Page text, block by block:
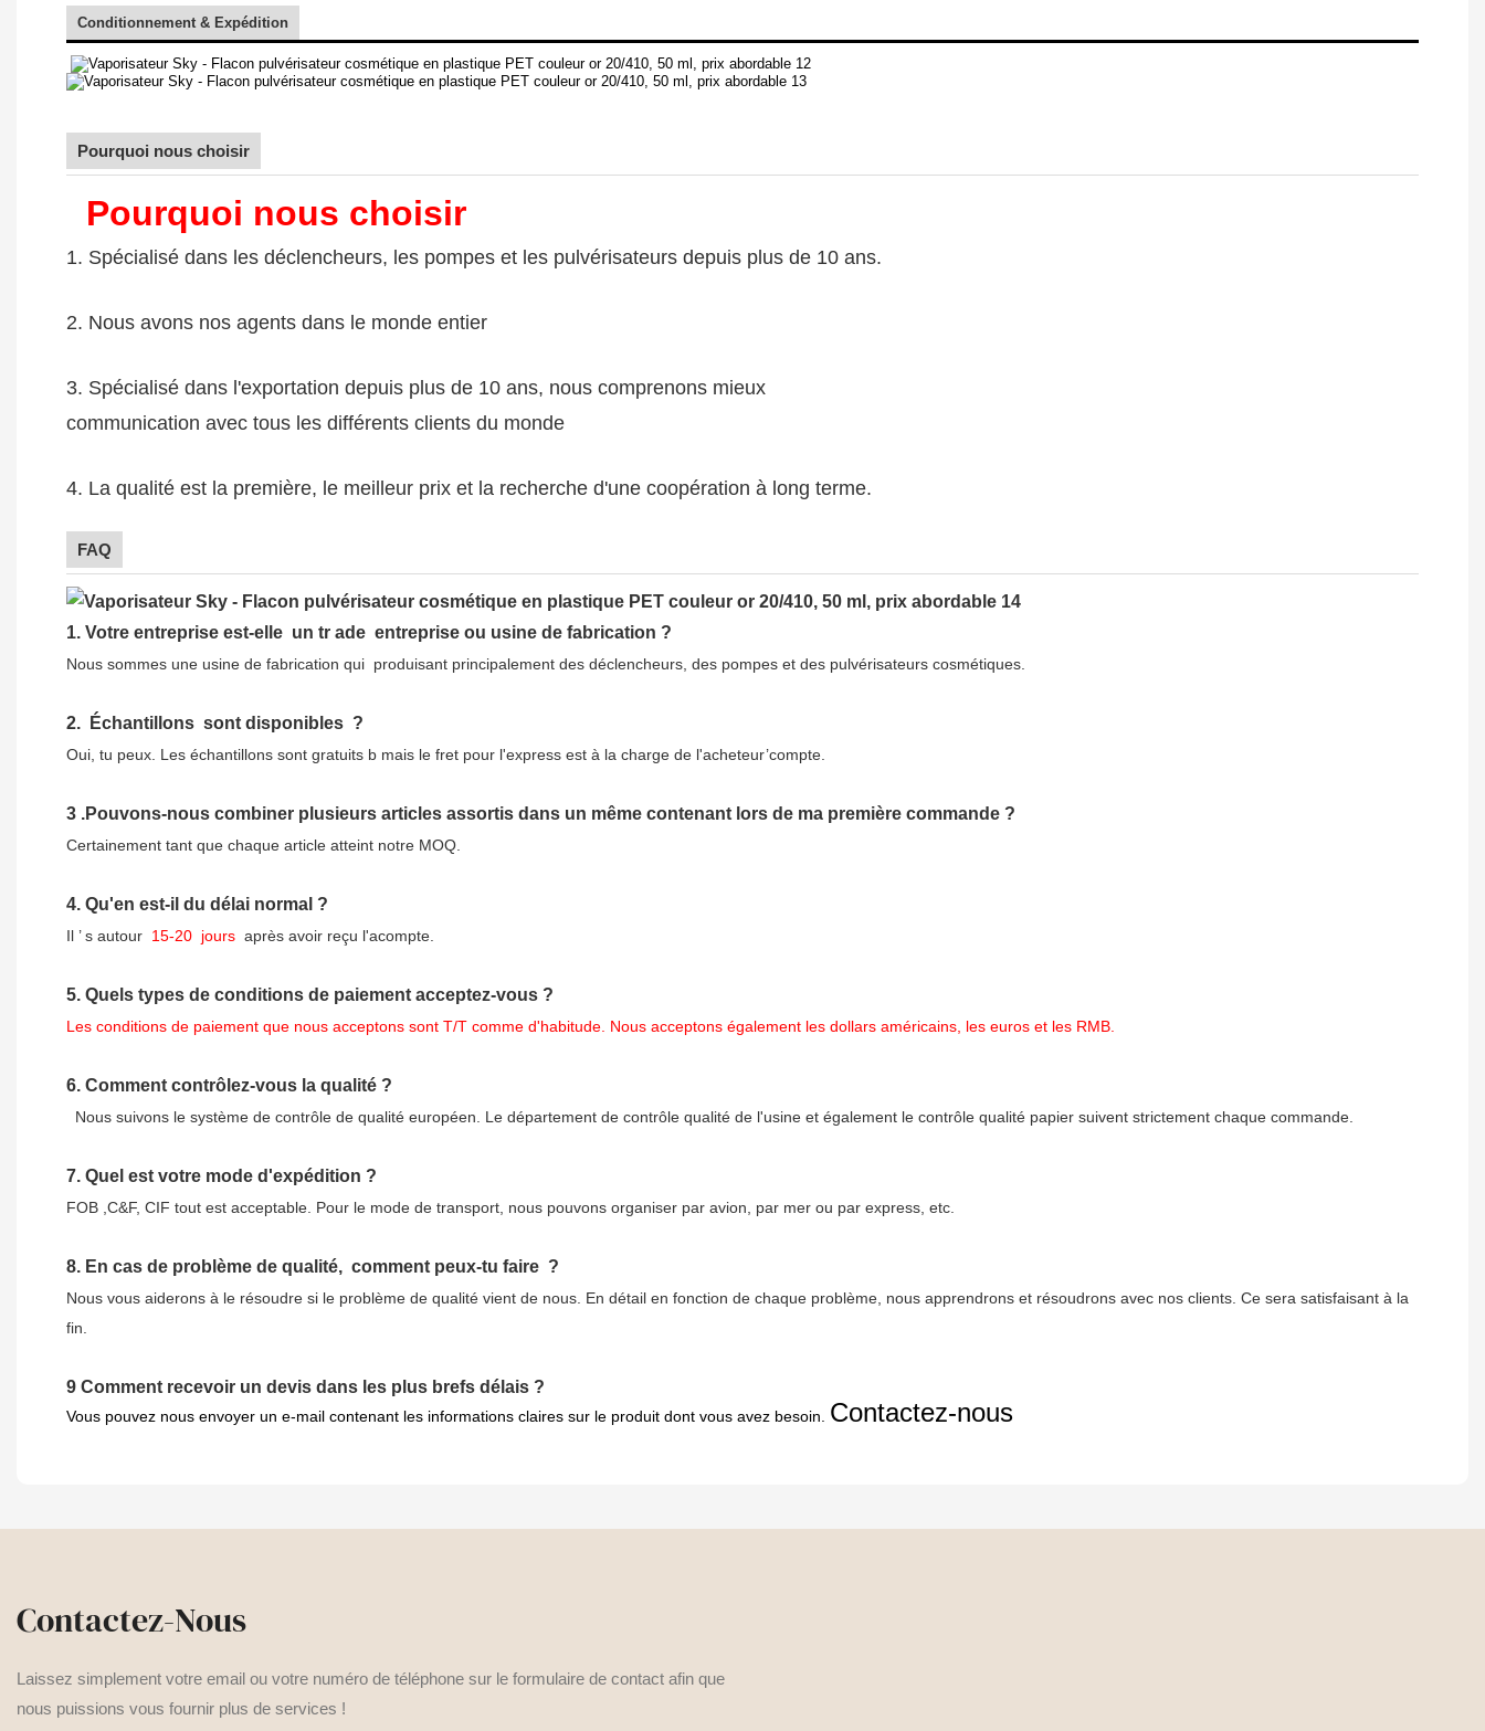
Conditionnement & Expédition
Pourquoi nous choisir
Pourquoi nous choisir
1. Spécialisé dans les déclencheurs, les pompes et les pulvérisateurs depuis plus de 10 ans.
2. Nous avons nos agents dans le monde entier
3. Spécialisé dans l'exportation depuis plus de 10 ans, nous comprenons mieux
communication avec tous les différents clients du monde
4. La qualité est la première, le meilleur prix et la recherche d'une coopération à long terme.
FAQ
1. Votre entreprise est-elle un tr ade entreprise ou usine de fabrication ?
Nous sommes une usine de fabrication qui produisant principalement des déclencheurs, des pompes et des pulvérisateurs cosmétiques.
2. Échantillons sont disponibles ?
Oui, tu peux. Les échantillons sont gratuits b mais le fret pour l'express est à la charge de l'acheteur’compte.
3 .Pouvons-nous combiner plusieurs articles assortis dans un même contenant lors de ma première commande ?
Certainement tant que chaque article atteint notre MOQ.
4. Qu'en est-il du délai normal ?
Il ’s autour 15-20 jours après avoir reçu l'acompte.
5. Quels types de conditions de paiement acceptez-vous ?
Les conditions de paiement que nous acceptons sont T/T comme d'habitude. Nous acceptons également les dollars américains, les euros et les RMB.
6. Comment contrôlez-vous la qualité ?
Nous suivons le système de contrôle de qualité européen. Le département de contrôle qualité de l'usine et également le contrôle qualité papier suivent strictement chaque commande.
7. Quel est votre mode d'expédition ?
FOB ,C&F, CIF tout est acceptable. Pour le mode de transport, nous pouvons organiser par avion, par mer ou par express, etc.
8. En cas de problème de qualité, comment peux-tu faire ?
Nous vous aiderons à le résoudre si le problème de qualité vient de nous. En détail en fonction de chaque problème, nous apprendrons et résoudrons avec nos clients. Ce sera satisfaisant à la
fin.
9 Comment recevoir un devis dans les plus brefs délais ?
Vous pouvez nous envoyer un e-mail contenant les informations claires sur le produit dont vous avez besoin. Contactez-nous
Contactez-Nous
Laissez simplement votre email ou votre numéro de téléphone sur le formulaire de contact afin que
nous puissions vous fournir plus de services !